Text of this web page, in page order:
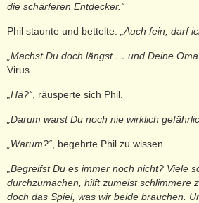
die schärferen Entdecker.“
Phil staunte und bettelte: „Auch fein, darf
„Machst Du doch längst … und Deine
Virus.
„Hä?“ , räusperte sich Phil.
„Darum warst Du noch nie wirklich
„Warum?“ , begehrte Phil zu wissen.
„Begreifst Du es immer noch nicht? Viele
durchzumachen, hilft zumeist schlimmere
doch das Spiel, was wir beide brauchen.